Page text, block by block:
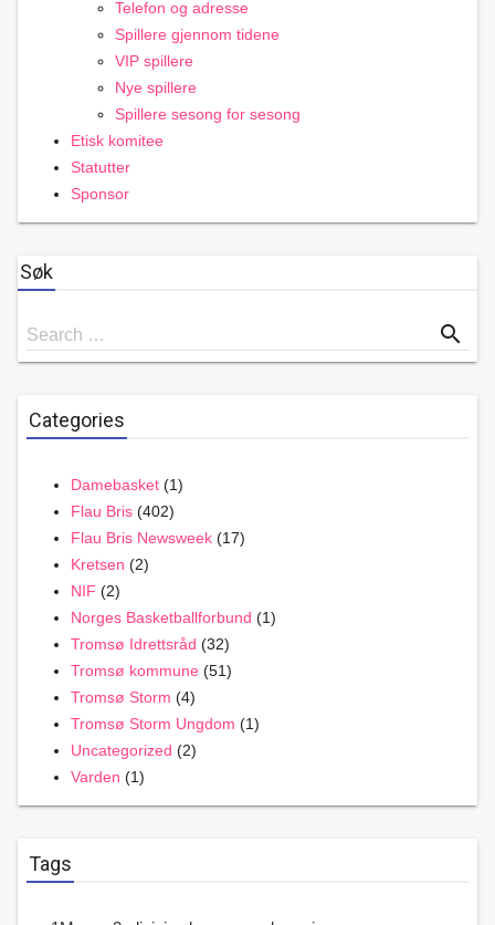
Telefon og adresse
Spillere gjennom tidene
VIP spillere
Nye spillere
Spillere sesong for sesong
Etisk komitee
Statutter
Sponsor
Søk
Search
for
Search … search
Categories
Damebasket (1)
Flau Bris (402)
Flau Bris Newsweek (17)
Kretsen (2)
NIF (2)
Norges Basketballforbund (1)
Tromsø Idrettsråd (32)
Tromsø kommune (51)
Tromsø Storm (4)
Tromsø Storm Ungdom (1)
Uncategorized (2)
Varden (1)
Tags